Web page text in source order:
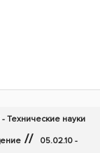
- Технические науки
// 05.02.10 -